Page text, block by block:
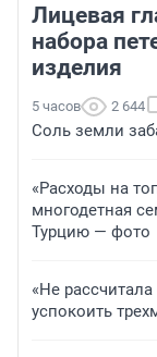
Лицевая
набора
изделия
5 часов 2 644
Соль земли
«Расходы на
многодетная
Турцию — фото
«Не
успокоить